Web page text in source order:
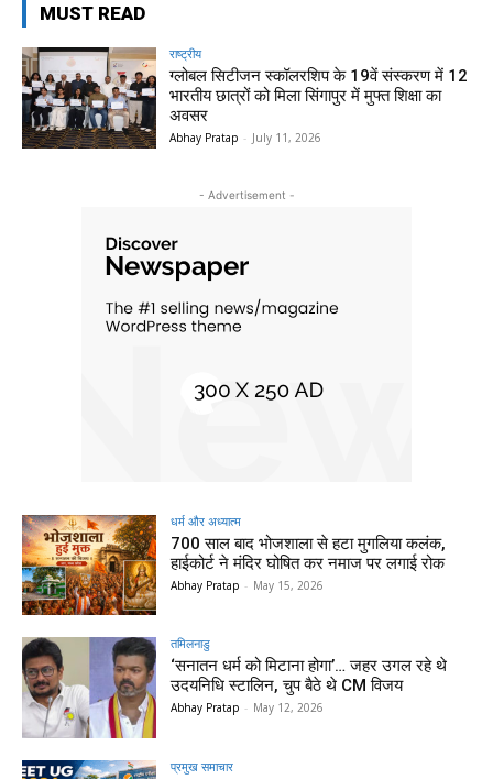
MUST READ
राष्ट्रीय
ग्लोबल सिटीजन स्कॉलरशिप के 19वें संस्करण में 12
भारतीय छात्रों को मिला सिंगापुर में मुफ्त शिक्षा का
अवसर
Abhay Pratap - July 11, 2026
- Advertisement -
धर्म और अध्यात्म
700 साल बाद भोजशाला से हटा मुगलिया कलंक,
हाईकोर्ट ने मंदिर घोषित कर नमाज पर लगाई रोक
Abhay Pratap - May 15, 2026
तमिलनाडु
‘सनातन धर्म को मिटाना होगा’… जहर उगल रहे थे
उदयनिधि स्टालिन, चुप बैठे थे CM विजय
Abhay Pratap - May 12, 2026
प्रमुख समाचार‎